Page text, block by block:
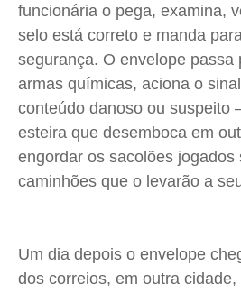
funcionária o pega, examina,
selo está correto e manda
segurança. O envelope passa
armas químicas, aciona o
conteúdo danoso ou suspeito
esteira que desemboca em
engordar os sacolões jogados
caminhões que o levarão a
Um dia depois o envelope
dos correios, em outra